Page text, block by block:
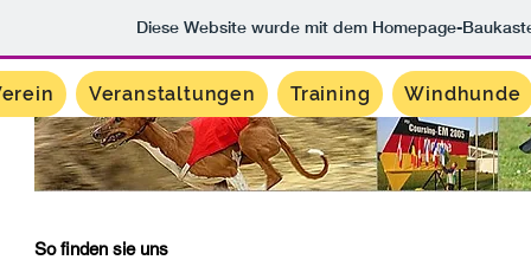
Diese Website wurde mit dem Homepage-
Veranstaltungen Training Windhunde
So finden sie uns